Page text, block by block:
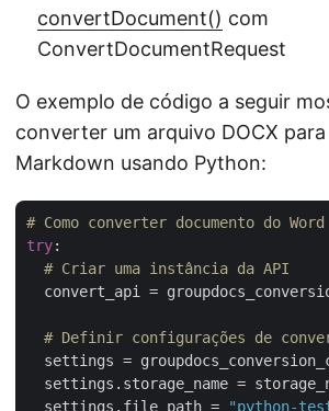
convertDocument() com
ConvertDocumentRequest
O exemplo de código a seguir
converter um arquivo DOCX
Markdown usando Python:
# Como converter documento do
try:
# Criar uma instância da API
convert_api =
# Definir configurações de
settings =
settings.storage_name =
  settings.file_path =
"python-